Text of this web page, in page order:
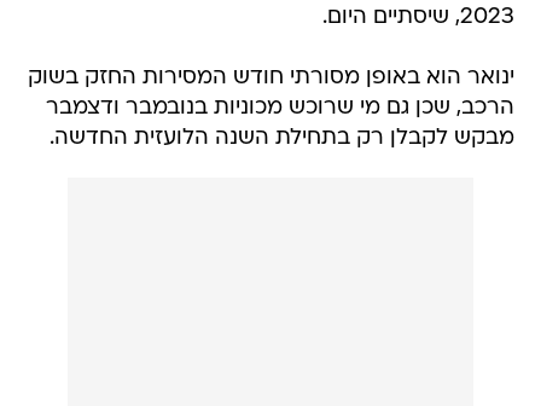
2023, שיסתיים היום.
ינואר הוא באופן מסורתי חודש המסירות החזק בשוק
הרכב, שכן גם מי שרוכש מכוניות בנובמבר ודצמבר
מבקש לקבלן רק בתחילת השנה הלועזית החדשה.